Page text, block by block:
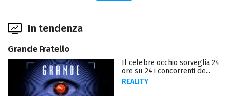
In tendenza
Grande Fratello
Il celebre occhio sorveglia 24
ore su 24 i concorrenti de...
REALITY